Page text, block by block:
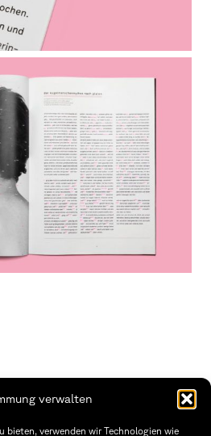
verwalten
bieten, verwenden wir Technologien wie